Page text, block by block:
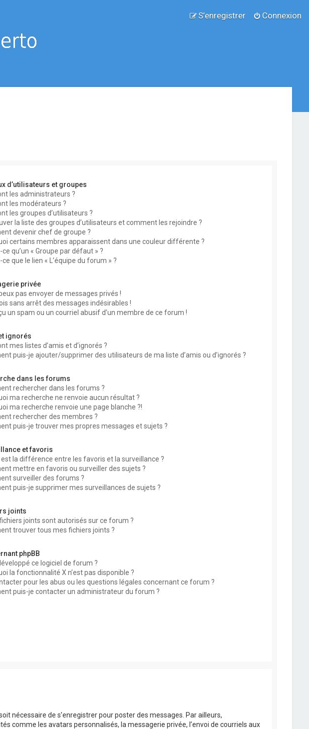
Connexion
S’enregistrer
d’utilisateurs et groupes
les administrateurs ?
les modérateurs ?
les groupes d’utilisateurs ?
la liste des groupes d’utilisateurs et comment les rejoindre ?
devenir chef de groupe ?
certains membres apparaissent dans une couleur différente ?
ce qu’un « Groupe par défaut » ?
ce que le lien « L’équipe du forum » ?
privée
pas envoyer de messages privés !
sans arrêt des messages indésirables !
un spam ou un courriel abusif d’un membre de ce forum !
ignorés
mes listes d’amis et d’ignorés ?
puis-je ajouter/supprimer des utilisateurs de ma liste d’amis ou d’ignorés ?
dans les forums
rechercher dans les forums ?
ma recherche ne renvoie aucun résultat ?
ma recherche renvoie une page blanche ?!
rechercher des membres ?
puis-je trouver mes propres messages et sujets ?
et favoris
est la différence entre les favoris et la surveillance ?
mettre en favoris ou surveiller des sujets ?
surveiller des forums ?
puis-je supprimer mes surveillances de sujets ?
joints
joints sont autorisés sur ce forum ?
trouver tous mes fichiers joints ?
phpBB
ce logiciel de forum ?
la fonctionnalité X n’est pas disponible ?
pour les abus ou les questions légales concernant ce forum ?
puis-je contacter un administrateur du forum ?
nécessaire de s’enregistrer pour poster des messages. Par ailleurs,
comme les avatars personnalisés, la messagerie privée, l’envoi de courriels aux